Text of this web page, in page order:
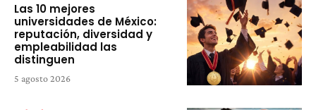
Las 10 mejores
universidades de México:
reputación, diversidad y
empleabilidad las
distinguen
5 agosto 2026